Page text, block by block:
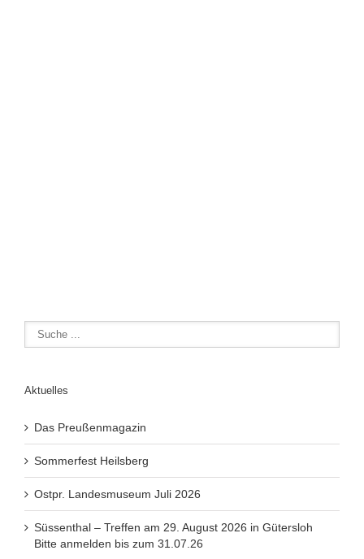
Aktuelles
Das Preußenmagazin
Sommerfest Heilsberg
Ostpr. Landesmuseum Juli 2026
Süssenthal – Treffen am 29. August 2026 in Gütersloh
Bitte anmelden bis zum 31.07.26